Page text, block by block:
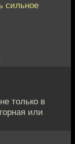
сильное
только в
или